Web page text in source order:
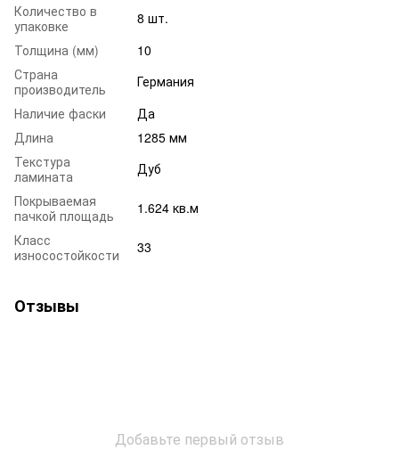
Количество в
упаковке
8 шт.
Толщина (мм)
10
Страна
производитель
Германия
Наличие фаски
Да
Длина
1285 мм
Текстура
ламината
Дуб
Покрываемая
пачкой площадь
1.624 кв.м
Класс
износостойкости
33
Отзывы
Добавьте первый отзыв